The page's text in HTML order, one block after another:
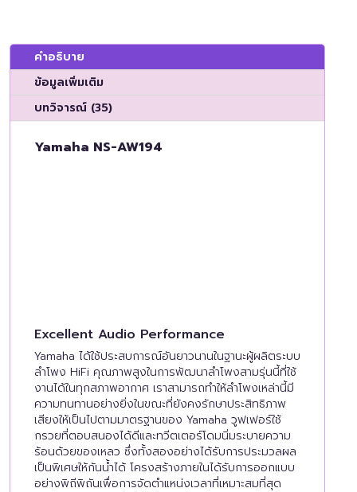
คำอธิบาย
ข้อมูลเพิ่มเติม
บทวิจารณ์ (35)
Yamaha NS-AW194
Excellent Audio Performance
Yamaha ได้ใช้ประสบการณ์อันยาวนานในฐานะผู้ผลิตระบบ
ลำโพง HiFi คุณภาพสูงในการพัฒนาลำโพงสามรุ่นนี้ที่ใช้
งานได้ในทุกสภาพอากาศ เราสามารถทำให้ลำโพงเหล่านี้มี
ความทนทานอย่างยิ่งในขณะที่ยังคงรักษาประสิทธิภาพ
เสียงให้เป็นไปตามมาตรฐานของ Yamaha วูฟเฟอร์ใช้
กรวยที่ตอบสนองได้ดีและทวีตเตอร์โดมนิ่มระบายความ
ร้อนด้วยของเหลว ซึ่งทั้งสองอย่างได้รับการประมวลผล
เป็นพิเศษให้กันน้ำได้ โครงสร้างภายในได้รับการออกแบบ
อย่างพิถีพิถันเพื่อการจัดตำแหน่งเวลาที่เหมาะสมที่สุด